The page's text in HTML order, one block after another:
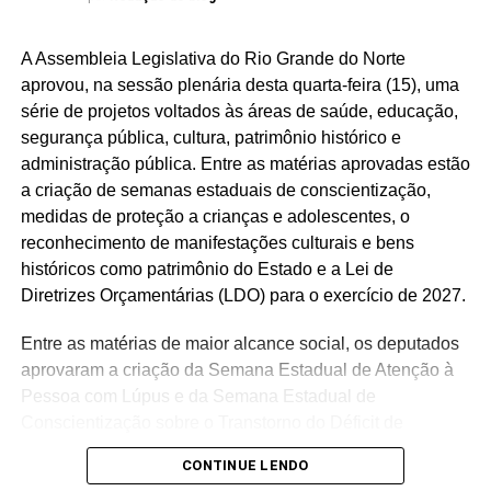
No encontro de encerramento, especialistas voltaram a
abordar temas ligados à saúde, qualidade de vida e
autocuidado, reforçando a importância da adoção de
hábitos saudáveis e do acompanhamento profissional
para a prevenção e o tratamento de doenças.
A clínica médica e nefrologista Almira Dantas falou sobre
obesidade, classificando-a como um dos principais
problemas de saúde pública da atualidade. Durante a
palestra, explicou o que realmente contribui para o
dos resultados obtidos ao longo do tempo. “A obesidade
é uma doença crônica que exige acompanhamento
multiprofissional permanente”, disse.
A médica destacou que o ganho de peso é influenciado
por diversos fatores, como predisposição genética,
A Assembleia Legislativa do Rio Grande do Norte
aprovou, na sessão plenária desta quarta-feira (15), uma
série de projetos voltados às áreas de saúde, educação,
segurança pública, cultura, patrimônio histórico e
administração pública. Entre as matérias aprovadas estão
a criação de semanas estaduais de conscientização,
medidas de proteção a crianças e adolescentes, o
reconhecimento de manifestações culturais e bens
históricos como patrimônio do Estado e a Lei de
Diretrizes Orçamentárias (LDO) para o exercício de 2027.
Entre as matérias de maior alcance social, os deputados
aprovaram a criação da Semana Estadual de Atenção à
Pessoa com Lúpus e da Semana Estadual de
Atenção com Hiperatividade (TDAH). As duas datas
passam a integrar o calendário oficial do Estado, com o
CONTINUE LENDO